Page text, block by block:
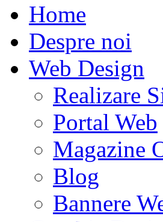
Home
Despre noi
Web Design
Realizare
Portal Web
Magazine
Blog
Bannere